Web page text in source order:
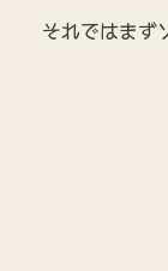
それではまず